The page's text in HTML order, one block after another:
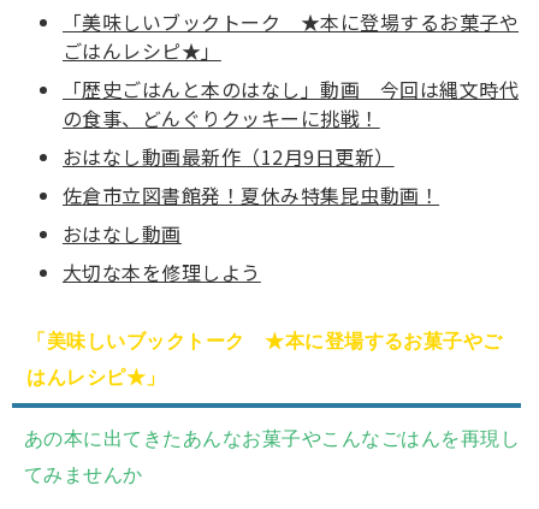
「美味しいブックトーク ★本に登場するお菓子や
ごはんレシピ★」
「歴史ごはんと本のはなし」動画 今回は縄文時代
の食事、どんぐりクッキーに挑戦！
おはなし動画最新作（12月9日更新）
佐倉市立図書館発！夏休み特集昆虫動画！
おはなし動画
大切な本を修理しよう
「美味しいブックトーク ★本に登場するお菓子やご
はんレシピ★」
あの本に出てきたあんなお菓子やこんなごはんを再現し
てみませんか